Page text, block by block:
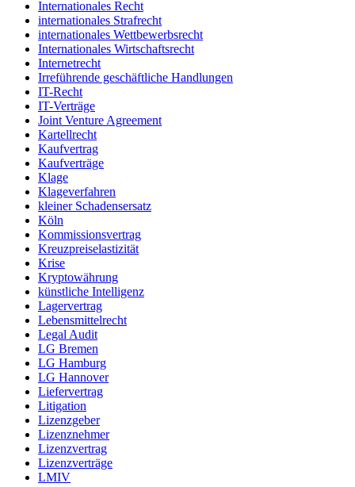
Internationales Recht
internationales Strafrecht
internationales Wettbewerbsrecht
Internationales Wirtschaftsrecht
Internetrecht
Irreführende geschäftliche Handlungen
IT-Recht
IT-Verträge
Joint Venture Agreement
Kartellrecht
Kaufvertrag
Kaufverträge
Klage
Klageverfahren
kleiner Schadensersatz
Köln
Kommissionsvertrag
Kreuzpreiselastizität
Krise
Kryptowährung
künstliche Intelligenz
Lagervertrag
Lebensmittelrecht
Legal Audit
LG Bremen
LG Hamburg
LG Hannover
Liefervertrag
Litigation
Lizenzgeber
Lizenznehmer
Lizenzvertrag
Lizenzverträge
LMIV